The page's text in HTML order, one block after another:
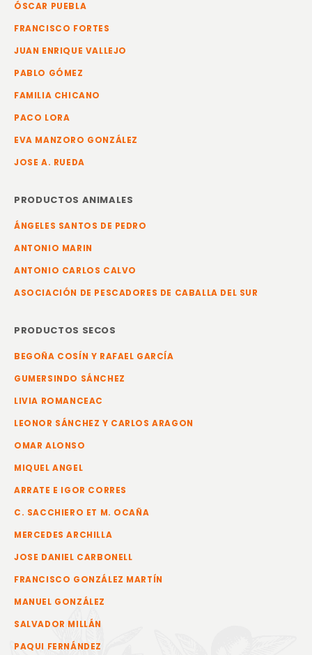
ÓSCAR PUEBLA
FRANCISCO FORTES
JUAN ENRIQUE VALLEJO
PABLO GÓMEZ
FAMILIA CHICANO
PACO LORA
EVA MANZORO GONZÁLEZ
JOSE A. RUEDA
PRODUCTOS ANIMALES
ÁNGELES SANTOS DE PEDRO
ANTONIO MARIN
ANTONIO CARLOS CALVO
ASOCIACIÓN DE PESCADORES DE CABALLA DEL SUR
PRODUCTOS SECOS
BEGOÑA COSÍN Y RAFAEL GARCÍA
GUMERSINDO SÁNCHEZ
LIVIA ROMANCEAC
LEONOR SÁNCHEZ Y CARLOS ARAGON
OMAR ALONSO
MIQUEL ANGEL
ARRATE E IGOR CORRES
C. SACCHIERO ET M. OCAÑA
MERCEDES ARCHILLA
JOSE DANIEL CARBONELL
FRANCISCO GONZÁLEZ MARTÍN
MANUEL GONZÁLEZ
SALVADOR MILLÁN
PAQUI FERNÁNDEZ